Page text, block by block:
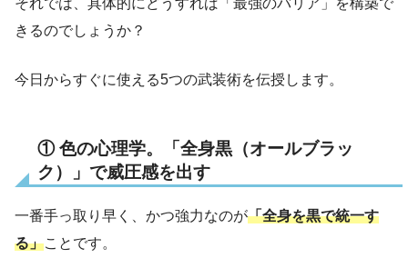
それでは、具体的にどうすれば「最強のバリア」を構築で
きるのでしょうか？
今日からすぐに使える5つの武装術を伝授します。
① 色の心理学。「全身黒（オールブラッ
ク）」で威圧感を出す
一番手っ取り早く、かつ強力なのが「全身を黒で統一す
る」ことです。